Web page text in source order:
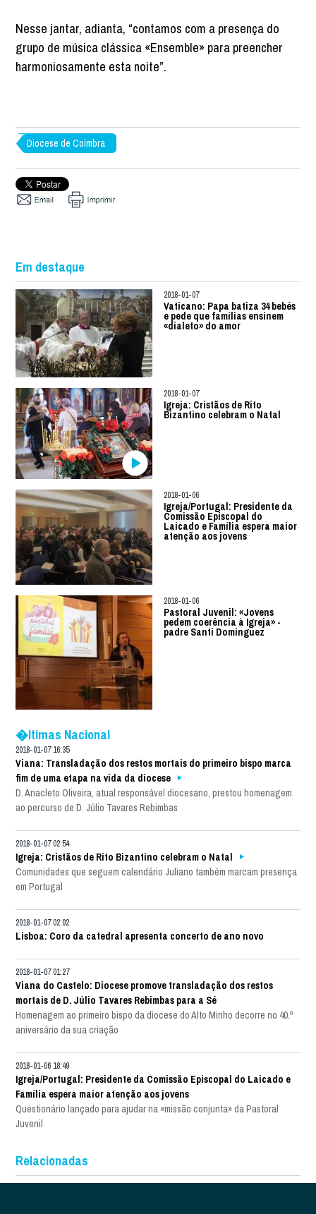
Nesse jantar, adianta, “contamos com a presença do
grupo de música clássica «Ensemble» para preencher
harmoniosamente esta noite”.
Diocese de Coimbra
Em destaque
2018-01-07
Vaticano: Papa batiza 34 bebés
e pede que famílias ensinem
«dialeto» do amor
2018-01-07
Igreja: Cristãos de Rito
Bizantino celebram o Natal
2018-01-06
Igreja/Portugal: Presidente da
Comissão Episcopal do
Laicado e Família espera maior
atenção aos jovens
2018-01-06
Pastoral Juvenil: «Jovens
pedem coerência à Igreja» -
padre Santi Dominguez
�ltimas Nacional
2018-01-07 16:35
Viana: Transladação dos restos mortais do primeiro bispo marca
fim de uma etapa na vida da diocese
D. Anacleto Oliveira, atual responsável diocesano, prestou homenagem
ao percurso de D. Júlio Tavares Rebimbas
2018-01-07 02:54
Igreja: Cristãos de Rito Bizantino celebram o Natal
Comunidades que seguem calendário Juliano também marcam presença
em Portugal
2018-01-07 02:02
Lisboa: Coro da catedral apresenta concerto de ano novo
2018-01-07 01:27
Viana do Castelo: Diocese promove transladação dos restos
mortais de D. Júlio Tavares Rebimbas para a Sé
Homenagem ao primeiro bispo da diocese do Alto Minho decorre no 40.º
aniversário da sua criação
2018-01-06 18:49
Igreja/Portugal: Presidente da Comissão Episcopal do Laicado e
Família espera maior atenção aos jovens
Questionário lançado para ajudar na «missão conjunta» da Pastoral
Juvenil
Relacionadas